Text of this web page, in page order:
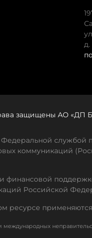
д.
защищены АО «ДП
службой
коммуникаций
финансовой
Российской
ресурсе